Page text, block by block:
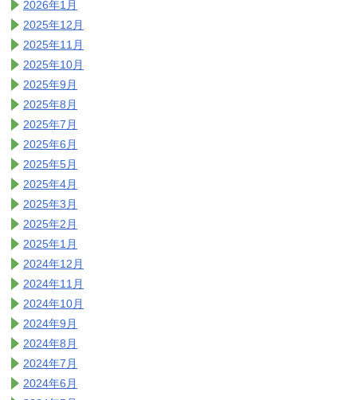
2026年1月
2025年12月
2025年11月
2025年10月
2025年9月
2025年8月
2025年7月
2025年6月
2025年5月
2025年4月
2025年3月
2025年2月
2025年1月
2024年12月
2024年11月
2024年10月
2024年9月
2024年8月
2024年7月
2024年6月